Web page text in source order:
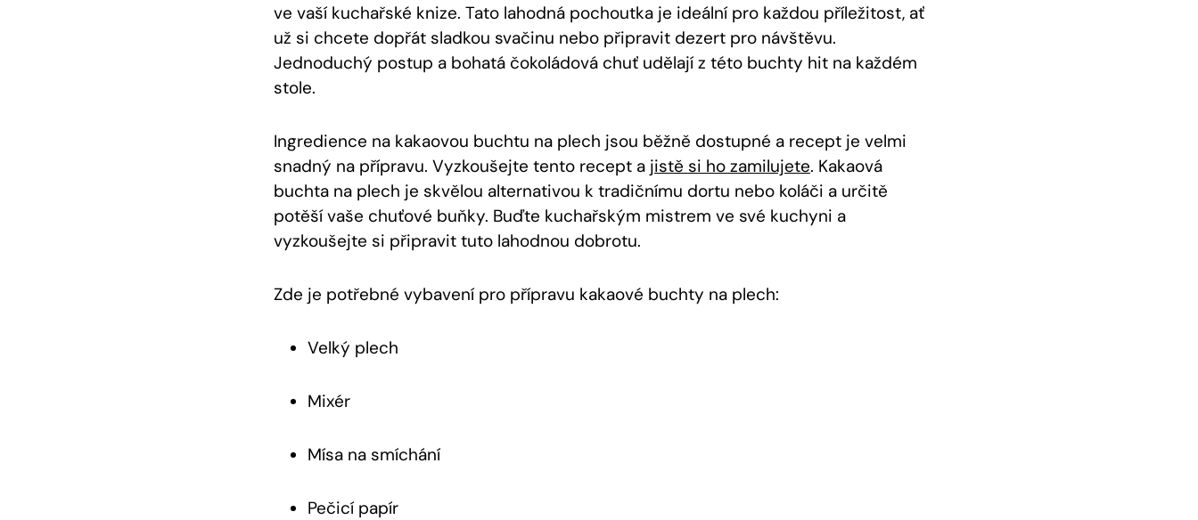
ve vaší kuchařské knize. Tato lahodná pochoutka je ⁤ideální pro každou příležitost, ať
už si chcete dopřát sladkou svačinu nebo připravit dezert pro návštěvu.
Jednoduchý postup a bohatá‍ čokoládová chuť udělají z‌ této ⁢buchty hit na každém
stole.
Ingredience na kakaovou buchtu na plech jsou běžně dostupné a‌ recept je ‍velmi
snadný na přípravu. Vyzkoušejte tento recept a jistě si ho zamilujete. Kakaová
buchta na plech je skvělou alternativou k tradičnímu dortu nebo koláči a⁢ určitě
potěší vaše chuťové⁣ buňky. Buďte kuchařským mistrem ve své kuchyni a
vyzkoušejte si připravit tuto lahodnou dobrotu.
Zde je potřebné vybavení pro přípravu kakaové buchty na plech:
Velký plech
Mixér
Mísa na smíchání
Pečicí papír